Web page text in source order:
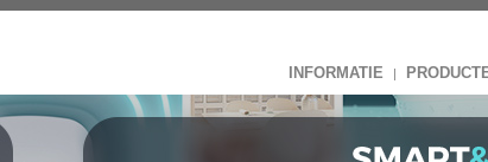
INFORMATIE |